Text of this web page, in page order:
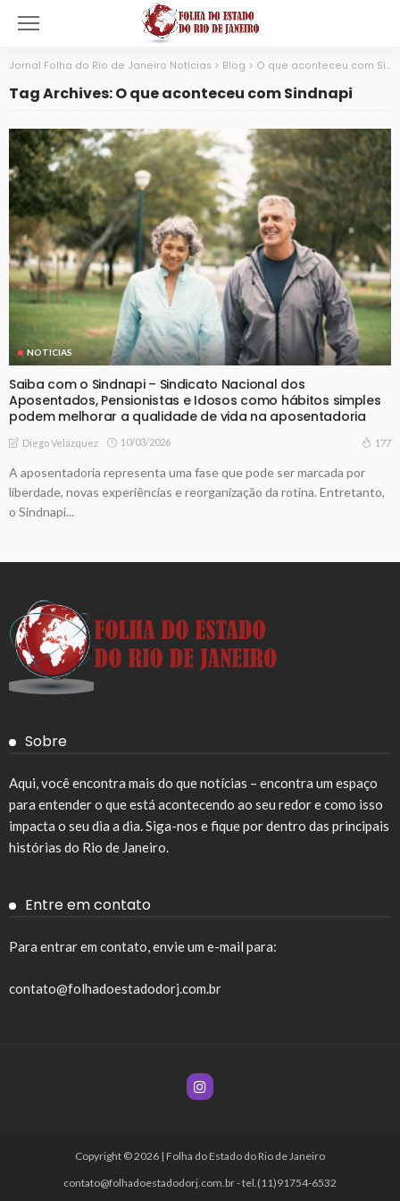
Jornal Folha do Rio de Janeiro Notícias > Blog > O que aconteceu com Sindnapi
Tag Archives: O que aconteceu com Sindnapi
NOTICIAS
Saiba com o Sindnapi – Sindicato Nacional dos
Aposentados, Pensionistas e Idosos como hábitos simples
podem melhorar a qualidade de vida na aposentadoria
Diego Velázquez 10/03/2026 177
A aposentadoria representa uma fase que pode ser marcada por
liberdade, novas experiências e reorganização da rotina. Entretanto,
o Sindnapi...
Sobre
Aqui, você encontra mais do que notícias – encontra um espaço
para entender o que está acontecendo ao seu redor e como isso
impacta o seu dia a dia. Siga-nos e fique por dentro das principais
histórias do Rio de Janeiro.
Entre em contato
Para entrar em contato, envie um e-mail para:
contato@folhadoestadodorj.com.br
Copyright © 2026 | Folha do Estado do Rio de Janeiro
contato@folhadoestadodorj.com.br- tel.(11)91754-6532